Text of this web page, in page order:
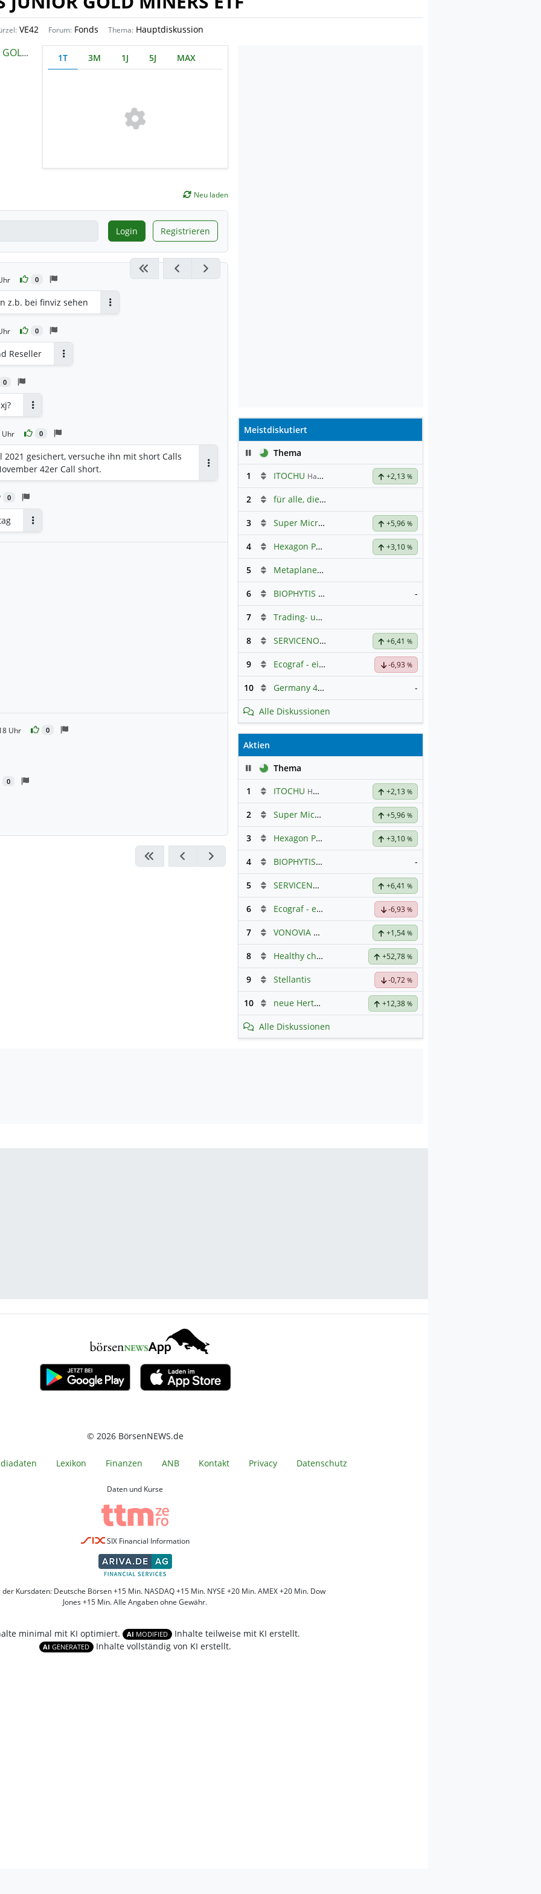
VE42 Forum: Fonds Thema: Hauptdiskussion
ETF 1T 3M 1J 5J MAX
Neu laden
Login Registrieren
0
z.b. bei finviz sehen
0
Reseller
0
Uhr 0
2021 gesichert, versuche ihn mit short Calls
42er Call short.
0
Uhr 0
0
Meistdiskutiert
PauseThema
1
ITOCHU Hauptdiskussion +2,13 %
2 für alle, die es ehrlich meinen beim Traden.
3 Super Micro Computer Hauptdiskussion
+5,96%
4 Hexagon Purus Hauptdiskussion+3,10%
5 Metaplanet Inc.
6 BIOPHYTIS Hauptdiskussion -
7 Trading- und Aktien-Chat
8 SERVICENOW Hauptdiskussion +6,41 %
9 Ecograf - ein Stern am Graphithimmel -6,93 %
10 Germany 40 / DAX Prognose -
Alle Diskussionen
Aktien
PauseThema
1
ITOCHU Hauptdiskussion +2,13 %
2 Super Micro Computer Hauptdiskussion
+5,96%
3 Hexagon Purus Hauptdiskussion+3,10%
4 BIOPHYTISHauptdiskussion -
5 SERVICENOW Hauptdiskussion +6,41 %
6 Ecograf - ein Stern am Graphithimmel -6,93 %
7 VONOVIA Hauptdiskussion +1,54%
8 Healthy choice Wellness +52,78%
9 Stellantis -0,72%
10 neue Hertz Aktie +12,38%
Alle Diskussionen
© 2026 BörsenNEWS.de
Lexikon Finanzen ANB Kontakt Privacy Datenschutz
Daten und Kurse
SIX Financial Information
Kursdaten: Deutsche Börsen +15 Min. NASDAQ +15 Min. NYSE +20 Min. AMEX +20 Min. Dow
Jones +15 Min. Alle Angaben ohne Gewähr.
minimal mit KI optimiert. AI MODIFIED Inhalte teilweise mit KI erstellt.
AI GENERATED Inhalte vollständig von KI erstellt.